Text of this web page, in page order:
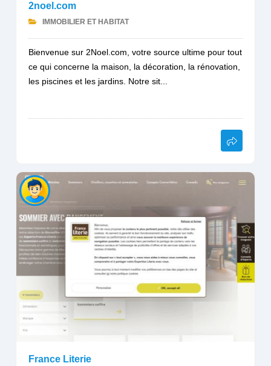
2noel.com
IMMOBILIER ET HABITAT
Bienvenue sur 2Noel.com, votre source ultime pour tout
ce qui concerne la maison, la décoration, la rénovation,
les piscines et les jardins. Notre sit...
France Literie